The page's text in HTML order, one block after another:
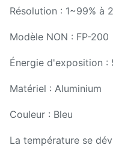
Résolution : 1~99% à
Modèle NON : FP-200
Énergie d'exposition :
Matériel : Aluminium
Couleur : Bleu
La température se